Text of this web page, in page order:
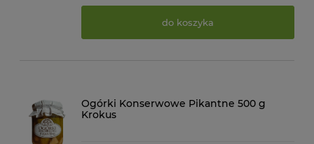
do koszyka
Ogórki Konserwowe Pikantne 500 g
Krokus